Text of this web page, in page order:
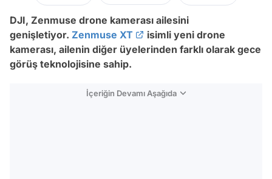
DJI, Zenmuse drone kamerası ailesini
genişletiyor. Zenmuse XT
isimli yeni drone
kamerası, ailenin diğer üyelerinden farklı olarak gece
görüş teknolojisine sahip.
İçeriğin Devamı Aşağıda